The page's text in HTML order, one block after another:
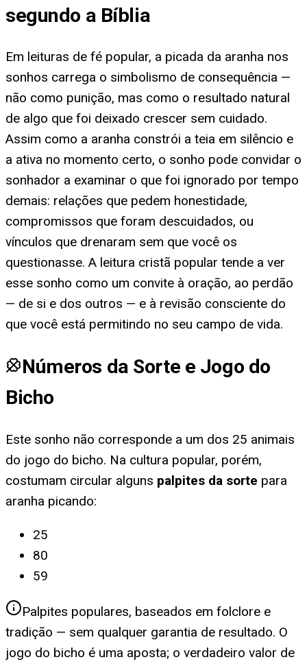
segundo a Bíblia
Em leituras de fé popular, a picada da aranha nos
sonhos carrega o simbolismo de consequência —
não como punição, mas como o resultado natural
de algo que foi deixado crescer sem cuidado.
Assim como a aranha constrói a teia em silêncio e
a ativa no momento certo, o sonho pode convidar o
sonhador a examinar o que foi ignorado por tempo
demais: relações que pedem honestidade,
compromissos que foram descuidados, ou
vínculos que drenaram sem que você os
questionasse. A leitura cristã popular tende a ver
esse sonho como um convite à oração, ao perdão
— de si e dos outros — e à revisão consciente do
que você está permitindo no seu campo de vida.
Números da Sorte e Jogo do
Bicho
Este sonho não corresponde a um dos 25 animais
do jogo do bicho. Na cultura popular, porém,
costumam circular alguns palpites da sorte para
aranha picando:
25
80
59
Palpites populares, baseados em folclore e
tradição — sem qualquer garantia de resultado. O
jogo do bicho é uma aposta; o verdadeiro valor de